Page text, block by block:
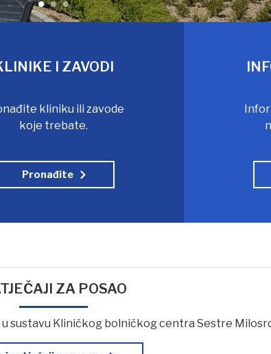
I ZAVODI
kliniku ili zavode
koje trebate.
Pronađite
ZA POSAO
sustavu Kliničkog bolničkog centra Sestre